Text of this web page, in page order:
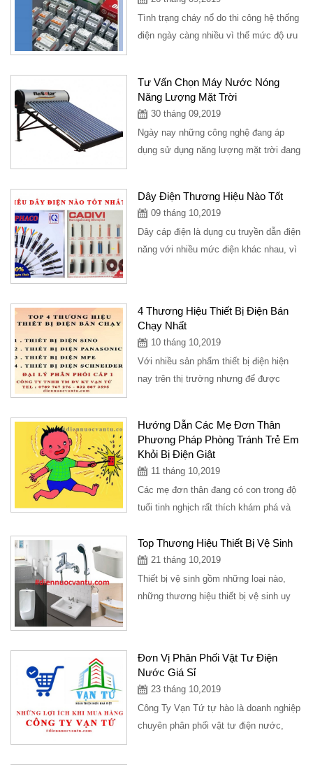
Tình trạng cháy nổ do thi công hệ thống
điện ngày càng nhiều vì thế mức độ ưu
Tư Vấn Chọn Máy Nước Nóng
Năng Lượng Mặt Trời
30 tháng 09,2019
Ngày nay những công nghệ đang áp
dụng sử dụng năng lượng mặt trời đang
Dây Điện Thương Hiệu Nào Tốt
09 tháng 10,2019
Dây cáp điện là dụng cụ truyền dẫn điện
năng với nhiều mức điện khác nhau, vì
4 Thương Hiệu Thiết Bị Điện Bán
Chạy Nhất
10 tháng 10,2019
Với nhiều sản phẩm thiết bị điện hiện
nay trên thị trường nhưng để được
Hướng Dẫn Các Mẹ Đơn Thân
Phương Pháp Phòng Tránh Trẻ Em
Khỏi Bị Điện Giật
11 tháng 10,2019
Các mẹ đơn thân đang có con trong độ
tuổi tinh nghịch rất thích khám phá và
điện,...
Top Thương Hiệu Thiết Bị Vệ Sinh
21 tháng 10,2019
Thiết bị vệ sinh gồm những loại nào,
những thương hiệu thiết bị vệ sinh uy
Đơn Vị Phân Phối Vật Tư Điện
Nước Giá Sỉ
23 tháng 10,2019
Công Ty Vạn Tứ tự hào là doanh nghiệp
chuyên phân phối vật tư điện nước,